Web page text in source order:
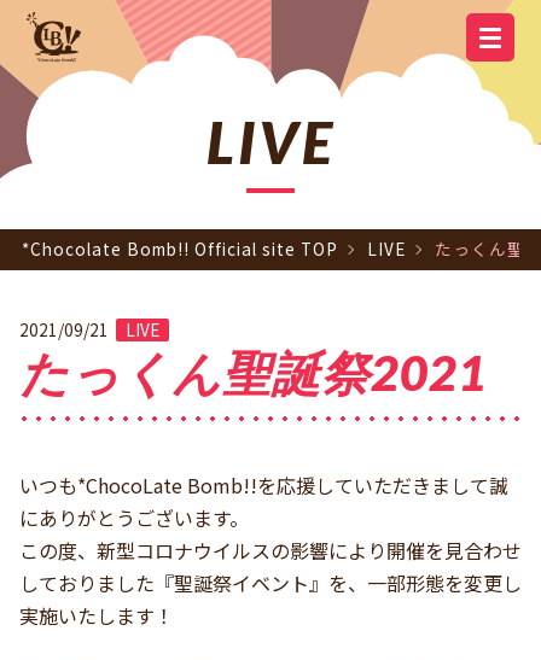
OFFICIAL SITE TOP
SCHEDULE DISCOGRAPHY
GOODS
YOUTUBE OFFICIAL LINE
OFFICIAL
LIVE
*Chocolate Bomb!! Official site TOP LIVE たっくん聖
2021/09/21 LIVE
たっくん聖誕祭2021
いつも*ChocoLate Bomb!!を応援していただきまして誠
にありがとうございます。
この度、新型コロナウイルスの影響により開催を見合わせ
しておりました『聖誕祭イベント』を、一部形態を変更し
実施いたします！